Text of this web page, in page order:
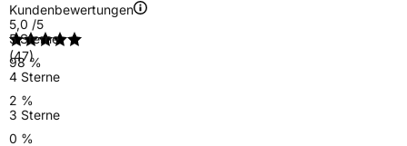
Kundenbewertungen
5,0 /5
(47)
5 Sterne
98 %
4 Sterne
2 %
3 Sterne
0 %